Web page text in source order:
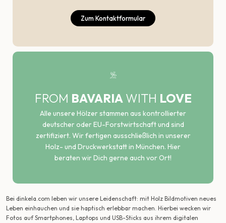
Zum Kontaktformular
FROM BAVARIAWITH LOVE
Alle unsere Hölzer stammen aus kontrollierter
deutscher oder EU-Forstwirtschaft und sind
zertifiziert. Wir fertigen ausschließlich in unserer
Holz- und Druckwerkstatt in München. Hier
beraten wir Dich gerne auch vor Ort!
Bei dinkela.com leben wir unsere Leidenschaft: mit Holz Bildmotiven neues
Leben einhauchen und sie haptisch erlebbar machen. Hierbei wecken wir
Fotos auf Smartphones, Laptops und USB-Sticks aus ihrem digitalen